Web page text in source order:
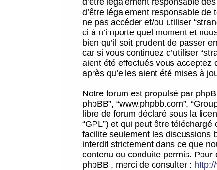
d’être légalement responsable
d’être légalement responsable
ne pas accéder et/ou utiliser
ci à n’importe quel moment et
bien qu’il soit prudent de passer
car si vous continuez d’utiliser
aient été effectués vous acceptez
après qu’elles aient été mises à
Notre forum est propulsé par
phpBB”, “www.phpbb.com”,
libre de forum déclaré sous la
“GPL”) et qui peut être téléchargé
facilite seulement les discussions
interdit strictement dans ce que
contenu ou conduite permis.
phpBB , merci de consulter :